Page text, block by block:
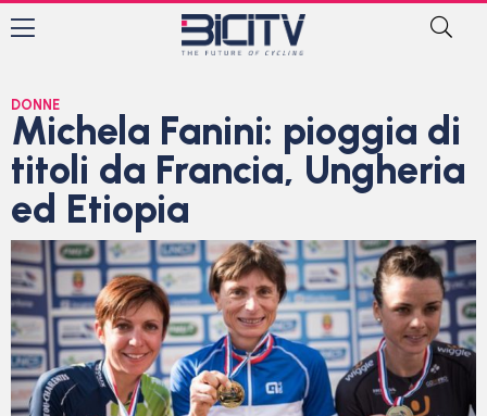
DONNE
Michela Fanini: pioggia di
titoli da Francia, Ungheria
ed Etiopia